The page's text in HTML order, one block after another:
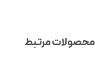
مرتبط